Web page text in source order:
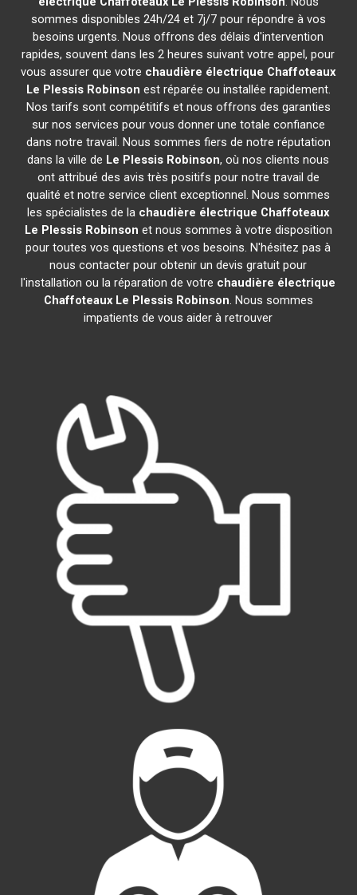
sommes disponibles 24h/24 et 7j/7 pour répondre à vos
besoins urgents. Nous offrons des délais d'intervention
rapides, souvent dans les 2 heures suivant votre appel, pour
vous assurer que votre chaudière électrique Chaffoteaux
Le Plessis Robinson est réparée ou installée rapidement.
Nos tarifs sont compétitifs et nous offrons des garanties
sur nos services pour vous donner une totale confiance
dans notre travail. Nous sommes fiers de notre réputation
dans la ville de Le Plessis Robinson, où nos clients nous
ont attribué des avis très positifs pour notre travail de
qualité et notre service client exceptionnel. Nous sommes
les spécialistes de la chaudière électrique Chaffoteaux
Le Plessis Robinson et nous sommes à votre disposition
pour toutes vos questions et vos besoins. N'hésitez pas à
nous contacter pour obtenir un devis gratuit pour
l'installation ou la réparation de votre chaudière électrique
Chaffoteaux Le Plessis Robinson. Nous sommes
impatients de vous aider à retrouver